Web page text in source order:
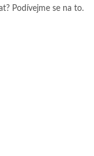
Podívejme se na to.